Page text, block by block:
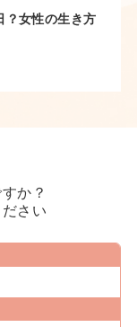
？女性の生き方
か？
さい